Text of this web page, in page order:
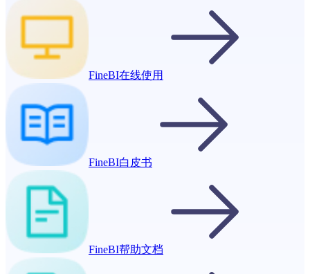
FineBI在线使用
FineBI白皮书
FineBI帮助文档